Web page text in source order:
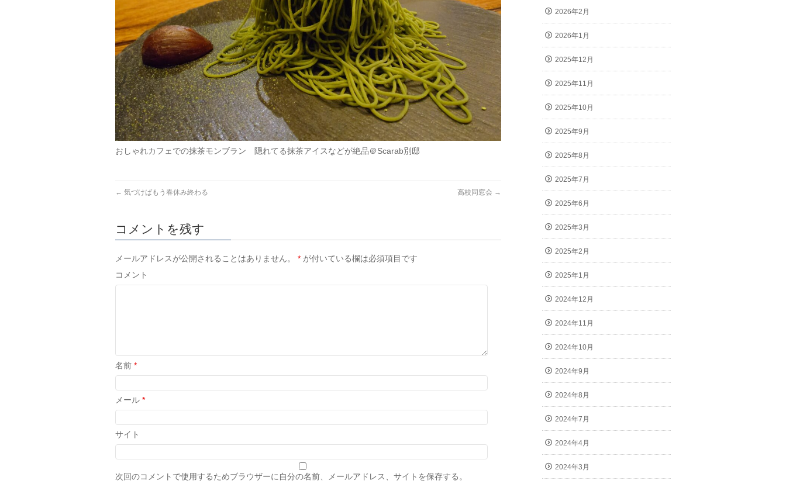
おしゃれカフェでの抹茶モンブラン 隠れてる抹茶アイスなどが絶品＠Scarab別邸
← 気づけばもう春休み終わる 高校同窓会 →
コメントを残す
メールアドレスが公開されることはありません。 * が付いている欄は必須項目です
コメント
名前 *
メール *
サイト
次回のコメントで使用するためブラウザーに自分の名前、メールアドレス、サイトを保存する。
2026年2月
2026年1月
2025年12月
2025年11月
2025年10月
2025年9月
2025年8月
2025年7月
2025年6月
2025年3月
2025年2月
2025年1月
2024年12月
2024年11月
2024年10月
2024年9月
2024年8月
2024年7月
2024年4月
2024年3月